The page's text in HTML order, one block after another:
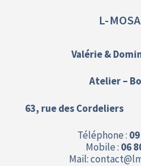
L-
Valérie &
Atelier –
63, rue des Cordeliers
Téléphone :
Mobile : 06
Mail: contact@